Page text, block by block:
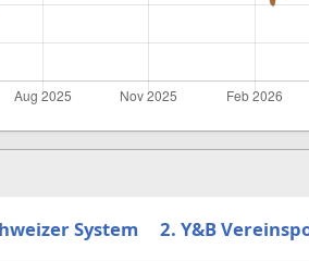
System 2. Y&B